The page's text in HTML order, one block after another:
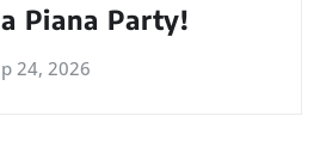
Piana Party!
24, 2026